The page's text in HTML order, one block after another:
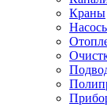
Краны